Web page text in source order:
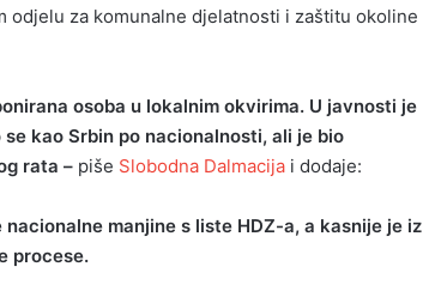
odjelu za komunalne djelatnosti i zaštitu okoline
osoba u lokalnim okvirima. U javnosti je
kao Srbin po nacionalnosti, ali je bio
rata – piše Slobodna Dalmacija i dodaje:
manjine s liste HDZ-a, a kasnije je iz
procese.